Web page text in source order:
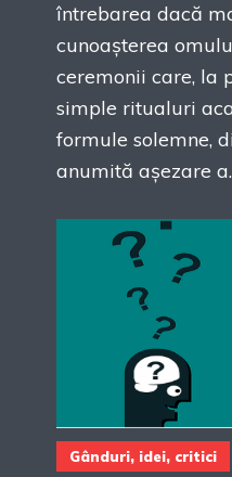
întrebarea dacă
cunoașterea
ceremonii care, la
simple ritualuri
formule solemne,
anumită așezare
Gânduri, idei, critici